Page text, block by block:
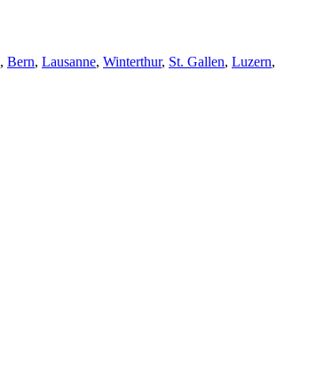
, Bern, Lausanne, Winterthur, St. Gallen, Luzern,